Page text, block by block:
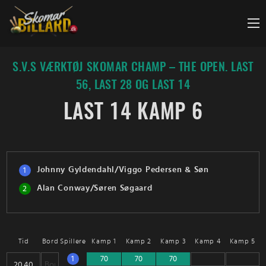
Fortsæt
indhold
S.V.S VÆRKTØJ SKOMAR CHAMP – THE OPEN. LAST
56, LAST 28 OG LAST 14
LAST 14 KAMP 6
1
Johnny Gyldendahl/Viggo Pedersen & Søn
2
Alan Conway/Søren Søgaard
Tid Bord Spillere Kamp 1 Kamp 2 Kamp 3 Kamp 4 Kamp 5
1